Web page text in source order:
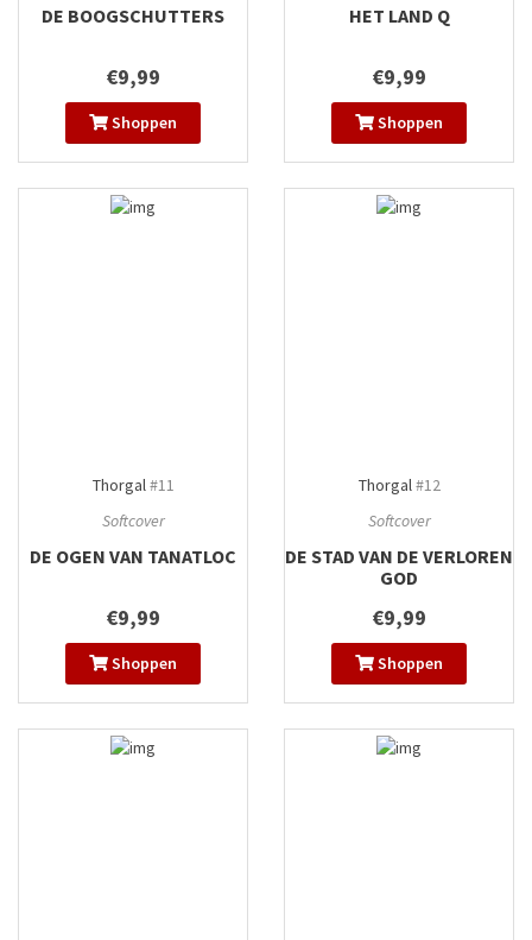
DE BOOGSCHUTTERS
€9,99
Shoppen
HET LAND Q
€9,99
Shoppen
Thorgal#11
Softcover
DE OGEN VAN TANATLOC
€9,99
Shoppen
Thorgal#12
Softcover
DE STAD VAN DE VERLOREN
GOD
€9,99
Shoppen